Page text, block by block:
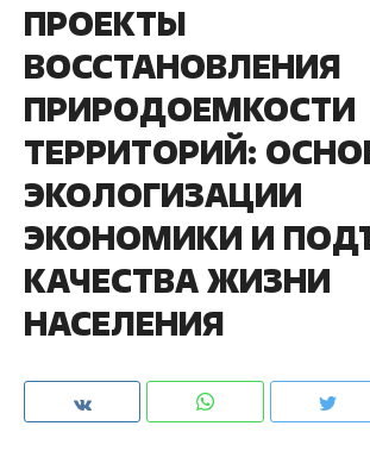
ПРОЕКТЫ
ВОССТАНОВЛЕНИЯ
ПРИРОДОЕМКОСТИ
ТЕРРИТОРИЙ:
ЭКОЛОГИЗАЦИИ
ЭКОНОМИКИ И
КАЧЕСТВА ЖИЗНИ
НАСЕЛЕНИЯ